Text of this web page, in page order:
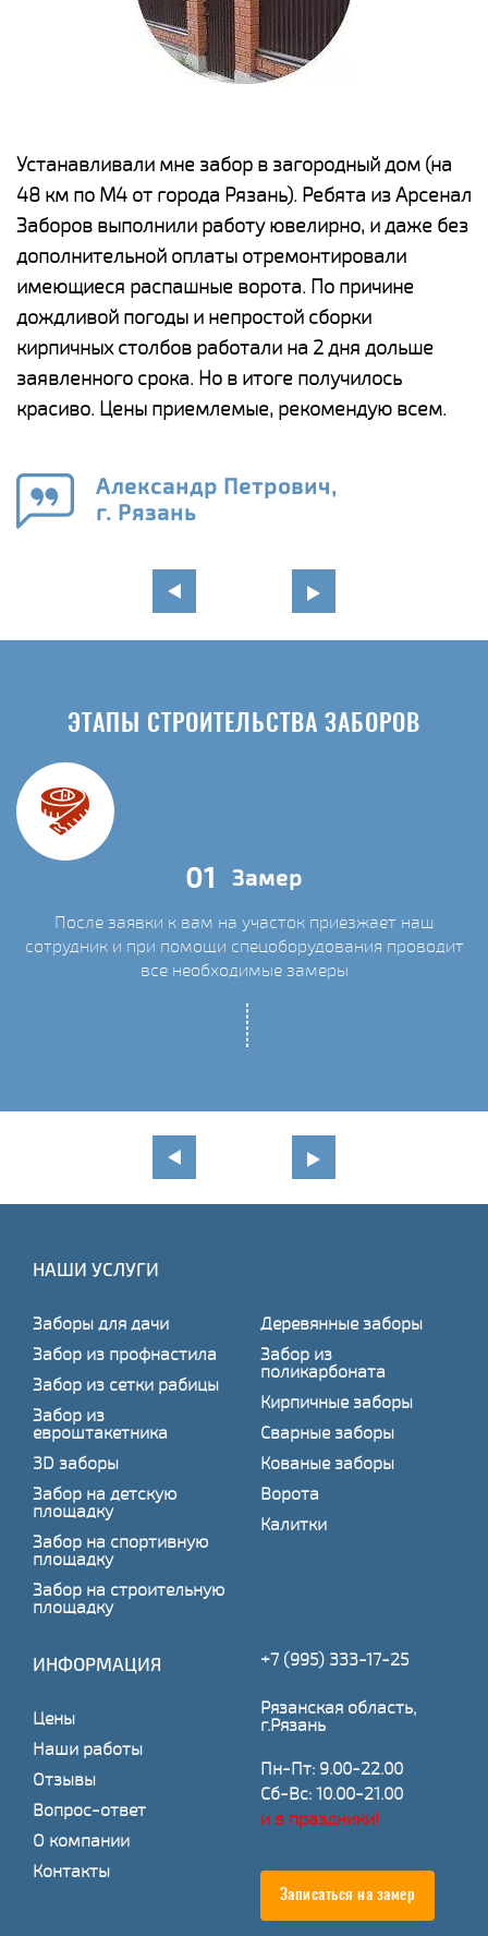
Устанавливали мне забор в загородный дом (на
48 км по М4 от города Рязань). Ребята из Арсенал
Заборов выполнили работу ювелирно, и даже без
дополнительной оплаты отремонтировали
имеющиеся распашные ворота. По причине
дождливой погоды и непростой сборки
кирпичных столбов работали на 2 дня дольше
заявленного срока. Но в итоге получилось
красиво. Цены приемлемые, рекомендую всем.
Александр Петрович,
г. Рязань
ЭТАПЫ СТРОИТЕЛЬСТВА ЗАБОРОВ
01 Замер
После заявки к вам на участок приезжает наш
сотрудник и при помощи спецоборудования проводит
все необходимые замеры
НАШИ УСЛУГИ
Заборы для дачи
Забор из профнастила
Забор из сетки рабицы
Забор из
евроштакетника
3D заборы
Забор на детскую
площадку
Забор на спортивную
площадку
Забор на строительную
площадку
Деревянные заборы
Забор из
поликарбоната
Кирпичные заборы
Сварные заборы
Кованые заборы
Ворота
Калитки
ИНФОРМАЦИЯ
Цены
Наши работы
Отзывы
Вопрос-ответ
О компании
Контакты
+7 (995) 333-17-25
Рязанская область,
г.Рязань
Пн-Пт: 9.00-22.00
Сб-Вс: 10.00-21.00
и в праздники!
Записаться на замер